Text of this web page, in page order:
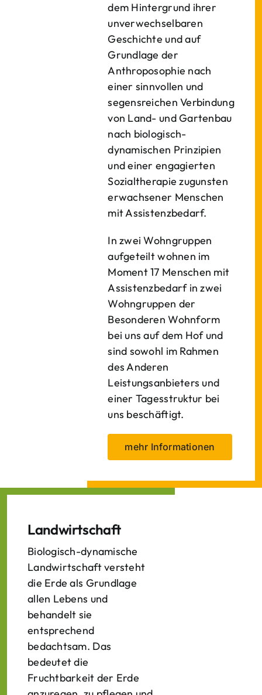
dem Hintergrund ihrer
unverwechselbaren
Geschichte und auf
Grundlage der
Anthroposophie nach
einer sinnvollen und
segensreichen Verbindung
von Land- und Gartenbau
nach biologisch-
dynamischen Prinzipien
und einer engagierten
Sozialtherapie zugunsten
erwachsener Menschen
mit Assistenzbedarf.
In zwei Wohngruppen
aufgeteilt wohnen im
Moment 17 Menschen mit
Assistenzbedarf in zwei
Wohngruppen der
Besonderen Wohnform
bei uns auf dem Hof und
sind sowohl im Rahmen
des Anderen
Leistungsanbieters und
einer Tagesstruktur bei
uns beschäftigt.
mehr Informationen
Landwirtschaft
Biologisch-dynamische
Landwirtschaft versteht
die Erde als Grundlage
allen Lebens und
behandelt sie
entsprechend
bedachtsam. Das
bedeutet die
Fruchtbarkeit der Erde